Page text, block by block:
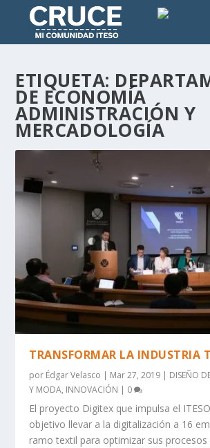
ETIQUETA:
DE ECONOMÍA
ADMINISTRACIÓN Y
MERCADOLOGÍA
TRANSFORMAR LA INDUSTRIA
por Édgar Velasco | Mar 27, 2019 | DISEÑO
Y MODA, INNOVACIÓN | 0
El proyecto Digitex que impulsa el
objetivo llevar a la digitalización a 16
ramo textil para optimizar sus procesos